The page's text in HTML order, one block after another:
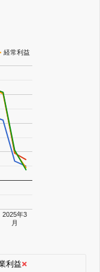
経常利益
2025年3
月
利益